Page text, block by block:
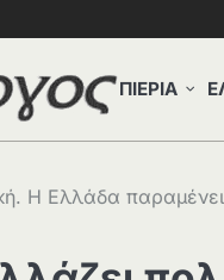
ΠΙΕΡΙΑ
Η Ελλάδα